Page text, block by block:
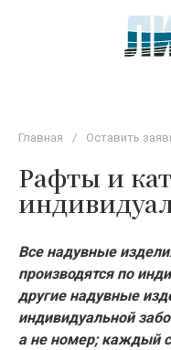
Главная / Оставить
Рафты и
Все надувные
производятся по
другие надувные
индивидуальной
а не номер; каждый